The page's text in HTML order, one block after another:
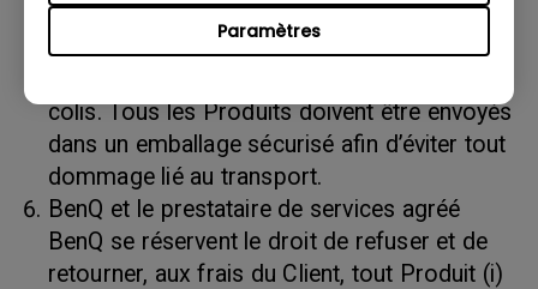
Paramètres
preuve du lieu et de la date d’achat. Le
numéro RMA doit être clairement inscrit sur
colis. Tous les Produits doivent être envoyés
dans un emballage sécurisé afin d’éviter tout
dommage lié au transport.
BenQ et le prestataire de services agréé
BenQ se réservent le droit de refuser et de
retourner, aux frais du Client, tout Produit (i)